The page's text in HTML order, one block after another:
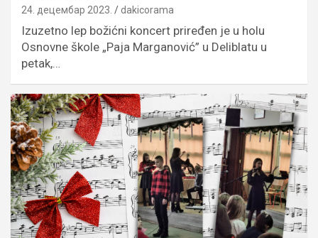
24. децембар 2023. dakicorama
Izuzetno lep božićni koncert priređen je u holu
Osnovne škole „Paja Marganović” u Deliblatu u
petak,…